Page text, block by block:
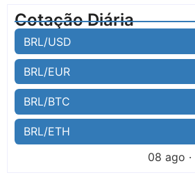
Cotação Diária
BRL/USD
BRL/EUR
BRL/BTC
BRL/ETH
08 ago ·